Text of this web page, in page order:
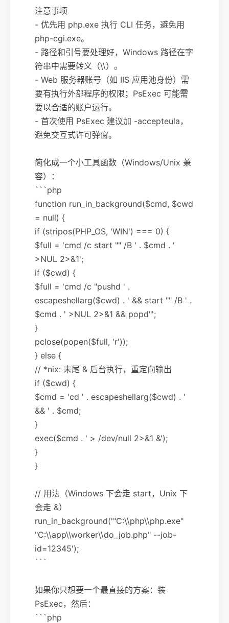
注意事项
- 优先用 php.exe 执行 CLI 任务，避免用
php-cgi.exe。
- 路径和引号要处理好，Windows 路径在字
符串中需要转义（\\）。
- Web 服务器账号（如 IIS 应用池身份）需
要有执行外部程序的权限；PsExec 可能需
要以合适的账户运行。
- 首次使用 PsExec 建议加 -accepteula，
避免交互式许可弹窗。
简化成一个小工具函数（Windows/Unix 兼
容）：
```php
function run_in_background($cmd, $cwd
= null) {
if (stripos(PHP_OS, 'WIN') === 0) {
$full = 'cmd /c start "" /B ' . $cmd . '
>NUL 2>&1';
if ($cwd) {
$full = 'cmd /c "pushd ' .
escapeshellarg($cwd) . ' && start "" /B ' .
$cmd . ' >NUL 2>&1 && popd"';
}
pclose(popen($full, 'r'));
} else {
// *nix: 末尾 & 后台执行，重定向输出
if ($cwd) {
$cmd = 'cd ' . escapeshellarg($cwd) . '
&& ' . $cmd;
}
exec($cmd . ' > /dev/null 2>&1 &');
}
}
// 用法（Windows 下会走 start，Unix 下
会走 &）
run_in_background('"C:\\php\\php.exe"
"C:\\app\\worker\\do_job.php" --job-
id=12345');
```
如果你只想要一个最直接的方案：装
PsExec，然后：
```php